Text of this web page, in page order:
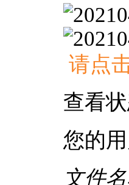
请点
查看
您的
文件